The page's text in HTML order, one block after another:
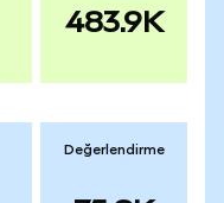
483.9K
Değerlendirme